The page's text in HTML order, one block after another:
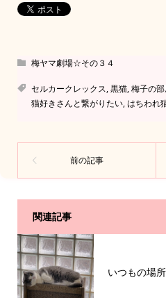
梅ヤマ劇場☆その３４
セルカークレックス,黒猫,梅子の部
猫好きさんと繋がりたい,はちわれ
関連記事
いつもの場